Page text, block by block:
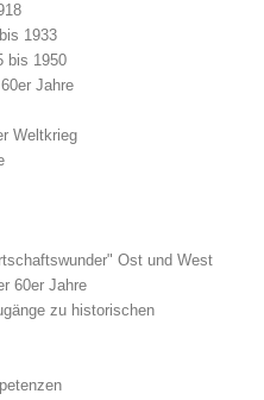
1933
bis 1950
Jahre
Weltkrieg
Ost und West
60er Jahre
zu historischen